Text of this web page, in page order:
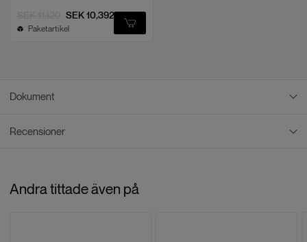
SEK 10,392
Paketartikel
Dokument
PDF Dokument
FLIGHT BATTERY
Recensioner
Andra tittade även på